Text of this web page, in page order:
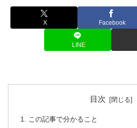
X Facebook
LINE
目次
この記事で分かること